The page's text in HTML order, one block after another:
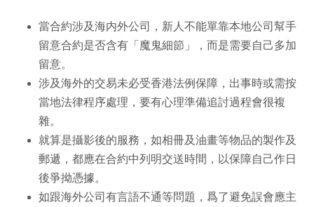
當合約涉及海内外公司，新人不能單靠本地公司幫手
留意合約是否含有「魔鬼細節」，而是需要自己多加
留意。
涉及海外的交易未必受香港法例保障，出事時或需按
當地法律程序處理，要有心理準備追討過程會很複
雜。
就算是攝影後的服務，如相冊及油畫等物品的製作及
郵遞，都應在合約中列明交送時間，以保障自己作日
後爭拗憑據。
如跟海外公司有言語不通等問題，爲了避免誤會應主